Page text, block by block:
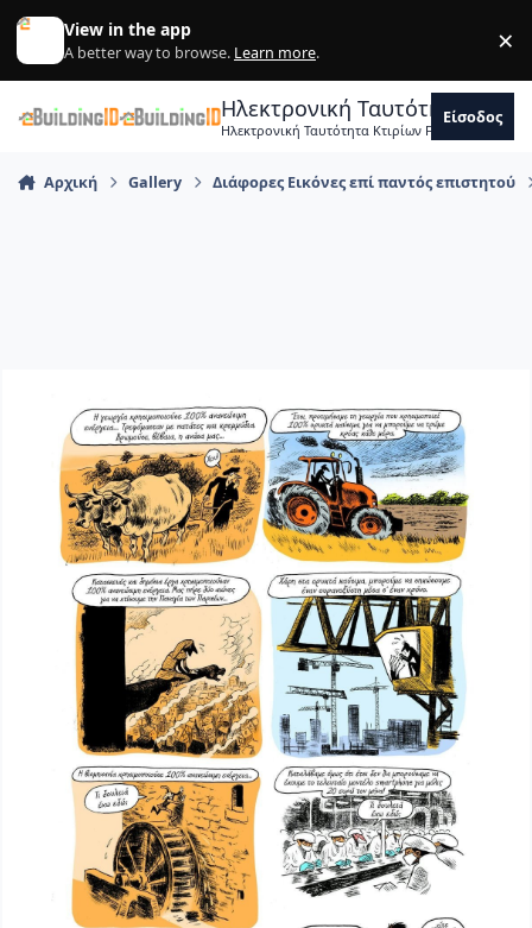
Skip to content
View in the app
A better way to browse. Learn more. ×
Ηλεκτρονική Ταυτότητα
Ηλεκτρονική Ταυτότητα Κτιρίων Forum
Είσοδος
Αρχική Gallery Διάφορες Εικόνες επί παντός επιστητού